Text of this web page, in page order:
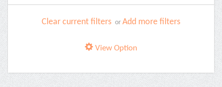
Clear current filters or Add more filters
View Option